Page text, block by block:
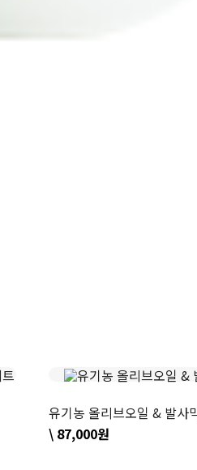
유기농 올리브오일 & 발사
\ 87,000원